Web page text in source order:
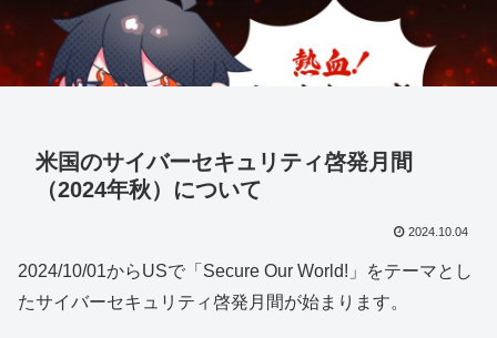
米国のサイバーセキュリティ啓発月間
（2024年秋）について
2024.10.04
2024/10/01からUSで「Secure Our World!」をテーマとし
たサイバーセキュリティ啓発月間が始まります。